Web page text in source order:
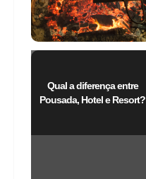
Qual a diferença entre
Pousada, Hotel e Resort?